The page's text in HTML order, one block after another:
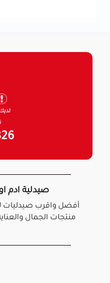
صيدلية ادم
أفضل واقرب
منتجات الجمال